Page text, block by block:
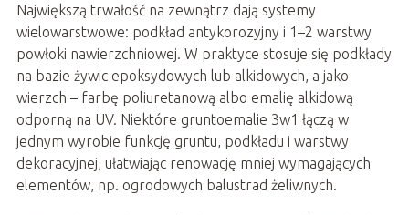
Największą trwałość na zewnątrz dają systemy
wielowarstwowe: podkład antykorozyjny i 1–2 warstwy
powłoki nawierzchniowej. W praktyce stosuje się podkłady
na bazie żywic epoksydowych lub alkidowych, a jako
wierzch – farbę poliuretanową albo emalię alkidową
odporną na UV. Niektóre gruntoemalie 3w1 łączą w
jednym wyrobie funkcję gruntu, podkładu i warstwy
dekoracyjnej, ułatwiając renowację mniej wymagających
elementów, np. ogrodowych balustrad żeliwnych.